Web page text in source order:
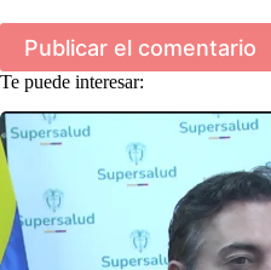
Publicar el comentario
Te puede interesar: